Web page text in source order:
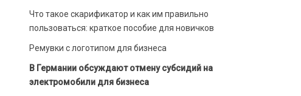
Что такое скарификатор и как им правильно
пользоваться: краткое пособие для новичков
Ремувки с логотипом для бизнеса
В Германии обсуждают отмену субсидий на
электромобили для бизнеса